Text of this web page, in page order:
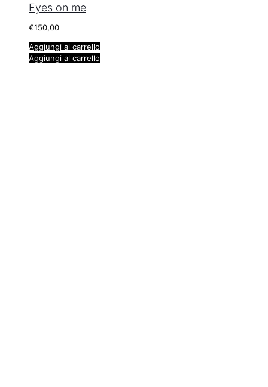
Eyes on me
€150,00
Aggiungi al carrello
Aggiungi al carrello